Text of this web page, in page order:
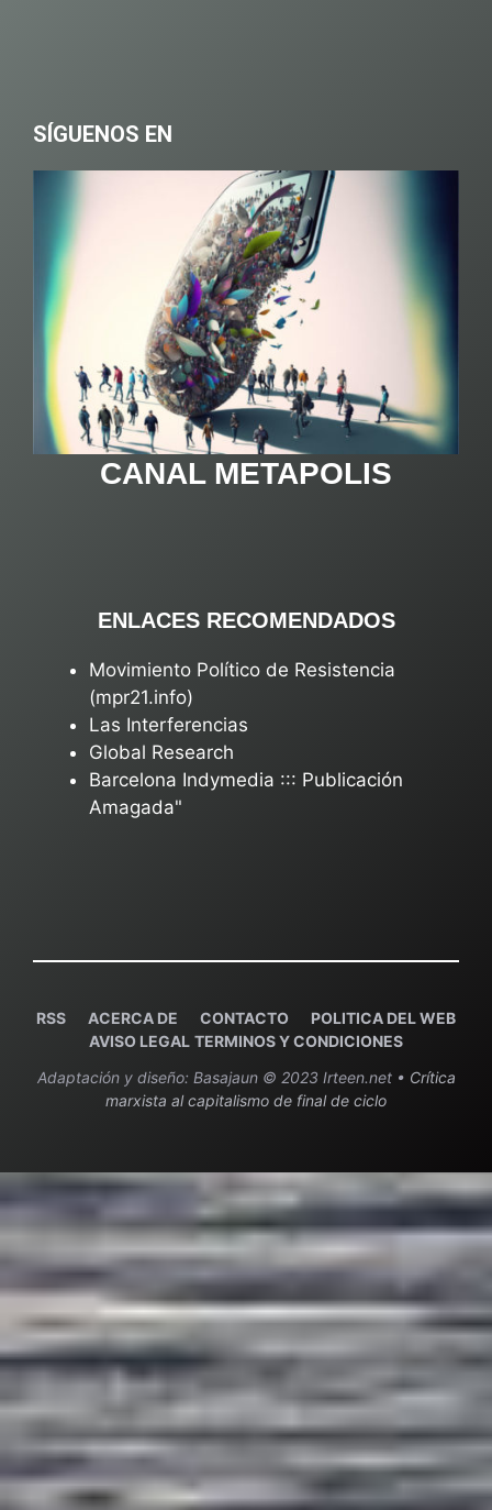
SÍGUENOS EN
CANAL METAPOLIS
ENLACES RECOMENDADOS
Movimiento Político de Resistencia
(mpr21.info)
Las Interferencias
Global Research
Barcelona Indymedia ::: Publicación
Amagada"
RSS ACERCA DE CONTACTO
POLITICA DEL WEB
AVISO LEGAL TERMINOS Y CONDICIONES
Adaptación y diseño: Basajaun © 2023 Irteen.net • Crítica
marxista al capitalismo de final de ciclo